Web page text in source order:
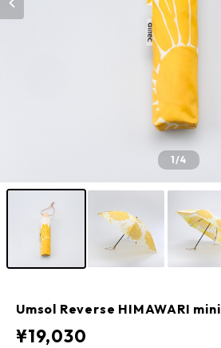
1/4
Umsol Reverse HIMAWARI mini
¥19,030